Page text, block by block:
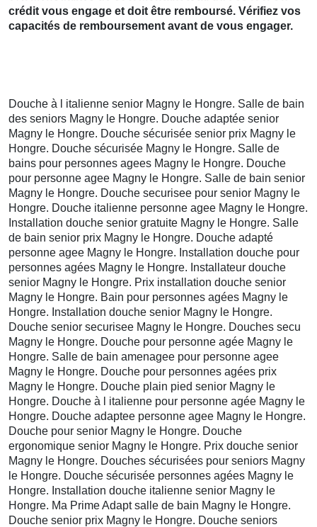
crédit vous engage et doit être remboursé. Vérifiez vos
capacités de remboursement avant de vous engager.
Douche à l italienne senior Magny le Hongre. Salle de bain
des seniors Magny le Hongre. Douche adaptée senior
Magny le Hongre. Douche sécurisée senior prix Magny le
Hongre. Douche sécurisée Magny le Hongre. Salle de
bains pour personnes agees Magny le Hongre. Douche
pour personne agee Magny le Hongre. Salle de bain senior
Magny le Hongre. Douche securisee pour senior Magny le
Hongre. Douche italienne personne agee Magny le Hongre.
Installation douche senior gratuite Magny le Hongre. Salle
de bain senior prix Magny le Hongre. Douche adapté
personne agee Magny le Hongre. Installation douche pour
personnes agées Magny le Hongre. Installateur douche
senior Magny le Hongre. Prix installation douche senior
Magny le Hongre. Bain pour personnes agées Magny le
Hongre. Installation douche senior Magny le Hongre.
Douche senior securisee Magny le Hongre. Douches secu
Magny le Hongre. Douche pour personne agée Magny le
Hongre. Salle de bain amenagee pour personne agee
Magny le Hongre. Douche pour personnes agées prix
Magny le Hongre. Douche plain pied senior Magny le
Hongre. Douche à l italienne pour personne agée Magny le
Hongre. Douche adaptee personne agee Magny le Hongre.
Douche pour senior Magny le Hongre. Douche
ergonomique senior Magny le Hongre. Prix douche senior
Magny le Hongre. Douches sécurisées pour seniors Magny
le Hongre. Douche sécurisée personnes agées Magny le
Hongre. Installation douche italienne senior Magny le
Hongre. Ma Prime Adapt salle de bain Magny le Hongre.
Douche senior prix Magny le Hongre. Douche seniors